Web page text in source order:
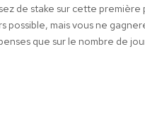
de stake sur cette première
possible, mais vous ne
que sur le nombre de